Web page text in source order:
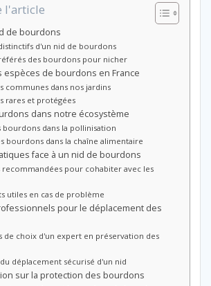
l'article
de bourdons
d'un nid de bourdons
des bourdons pour nicher
de bourdons en France
communes dans nos jardins
rares et protégées
dans notre écosystème
bourdons dans la pollinisation
bourdons dans la chaîne alimentaire
face à un nid de bourdons
recommandées pour cohabiter avec les
utiles en cas de problème
pour le déplacement des
de choix d'un expert en préservation des
déplacement sécurisé d'un nid
sur la protection des bourdons